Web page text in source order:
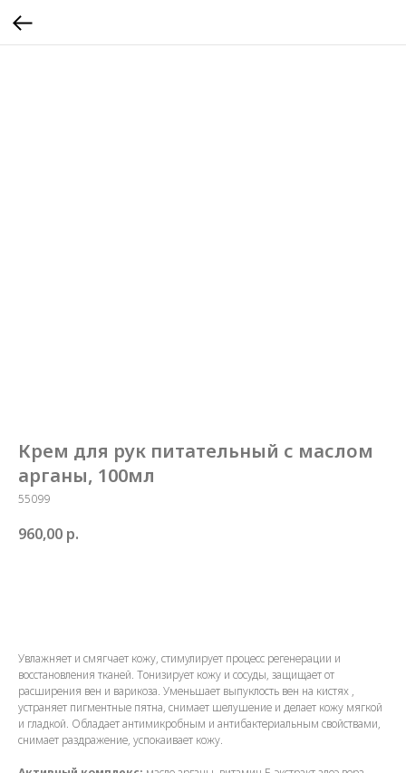
Крем для рук питательный с маслом
арганы, 100мл
55099
960,00 р.
Увлажняет и смягчает кожу, стимулирует процесс регенерации и
восстановления тканей. Тонизирует кожу и сосуды, защищает от
расширения вен и варикоза. Уменьшает выпуклость вен на кистях ,
устраняет пигментные пятна, снимает шелушение и делает кожу мягкой
и гладкой. Обладает антимикробным и антибактериальным свойствами,
снимает раздражение, успокаивает кожу.